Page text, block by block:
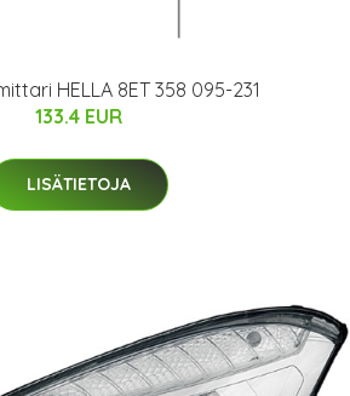
HELLA 8ET 358 095-231
133.4 EUR
LISÄTIETOJA